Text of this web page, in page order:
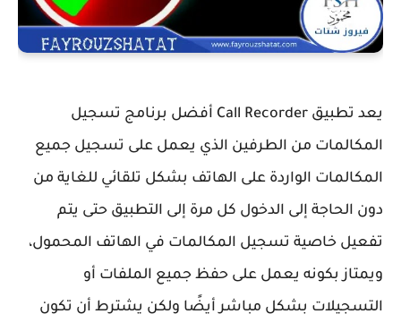
يعد تطبيق Call Recorder أفضل برنامج تسجيل
المكالمات من الطرفين الذي يعمل على تسجيل جميع
المكالمات الواردة على الهاتف بشكل تلقائي للغاية من
دون الحاجة إلى الدخول كل مرة إلى التطبيق حتى يتم
تفعيل خاصية تسجيل المكالمات في الهاتف المحمول،
ويمتاز بكونه يعمل على حفظ جميع الملفات أو
التسجيلات بشكل مباشر أيضًا ولكن يشترط أن تكون